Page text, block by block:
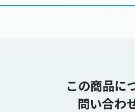
この商品に
問い合わ